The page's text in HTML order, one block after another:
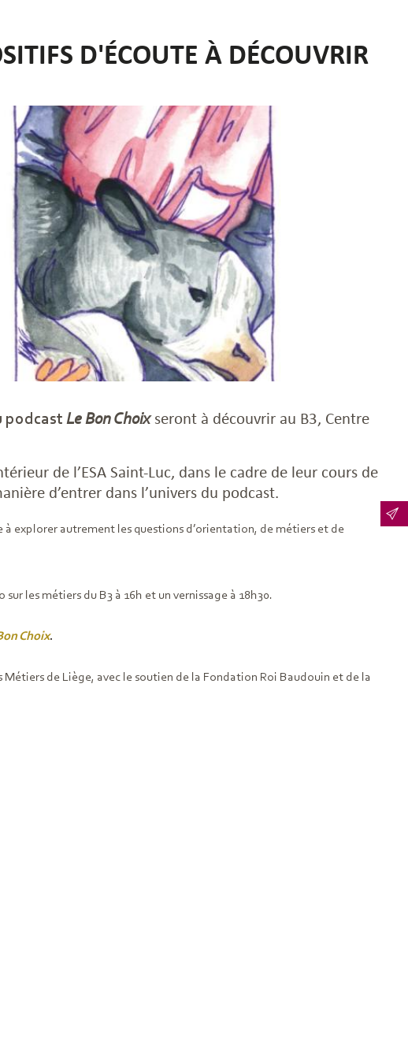
D'ÉCOUTE À DÉCOUVRIR
podcast Le Bon Choixseront à découvrir au B3, Centre
de l’ESA Saint-Luc, dans le cadre de leur cours de
d’entrer dans l’univers du podcast.
explorer autrement les questions d’orientation, de métiers et de
les métiers du B3 à 16h et un vernissage à 18h30.
Choix.
de Liège, avec le soutien de la Fondation Roi Baudouin et de la